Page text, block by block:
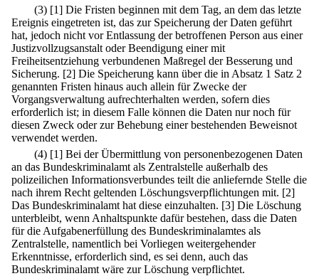
(3) [1] Die Fristen beginnen mit dem Tag, an dem das letzte
Ereignis eingetreten ist, das zur Speicherung der Daten geführt
hat, jedoch nicht vor Entlassung der betroffenen Person aus einer
Justizvollzugsanstalt oder Beendigung einer mit
Freiheitsentziehung verbundenen Maßregel der Besserung und
Sicherung. [2] Die Speicherung kann über die in Absatz 1 Satz 2
genannten Fristen hinaus auch allein für Zwecke der
Vorgangsverwaltung aufrechterhalten werden, sofern dies
erforderlich ist; in diesem Falle können die Daten nur noch für
diesen Zweck oder zur Behebung einer bestehenden Beweisnot
verwendet werden.
(4) [1] Bei der Übermittlung von personenbezogenen Daten
an das Bundeskriminalamt als Zentralstelle außerhalb des
polizeilichen Informationsverbundes teilt die anliefernde Stelle die
nach ihrem Recht geltenden Löschungsverpflichtungen mit. [2]
Das Bundeskriminalamt hat diese einzuhalten. [3] Die Löschung
unterbleibt, wenn Anhaltspunkte dafür bestehen, dass die Daten
für die Aufgabenerfüllung des Bundeskriminalamtes als
Zentralstelle, namentlich bei Vorliegen weitergehender
Erkenntnisse, erforderlich sind, es sei denn, auch das
Bundeskriminalamt wäre zur Löschung verpflichtet.